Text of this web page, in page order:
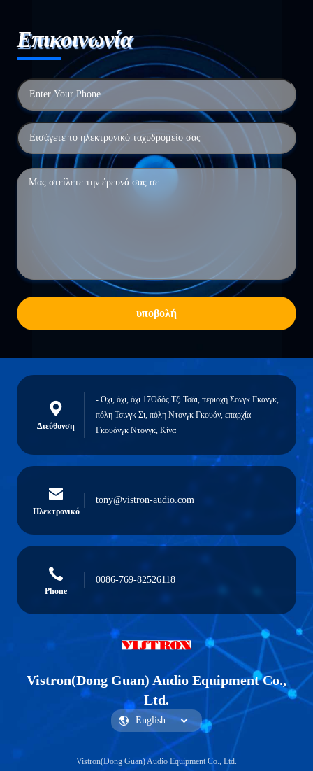
Επικοινωνία
υποβολή
Διεύθυνση
- Όχι, όχι, όχι.17Οδός Τζι Τσάι, περιοχή Σονγκ Γκανγκ,
πόλη Τσινγκ Σι, πόλη Ντονγκ Γκουάν, επαρχία
Γκουάνγκ Ντονγκ, Κίνα
Ηλεκτρονικό
tony@vistron-audio.com
Phone
0086-769-82526118
Vistron(Dong Guan) Audio Equipment Co.,
Ltd.
Vistron(Dong Guan) Audio Equipment Co., Ltd.